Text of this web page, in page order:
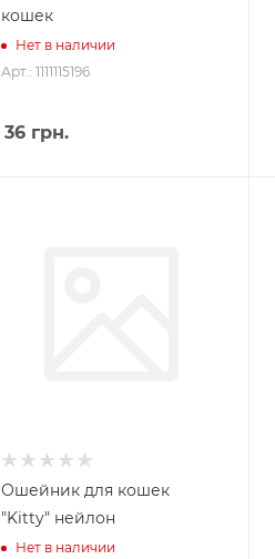
кошек
Нет в наличии
Арт.: 1111115196
36 грн.
Ошейник для кошек
"Kitty" нейлон
Нет в наличии